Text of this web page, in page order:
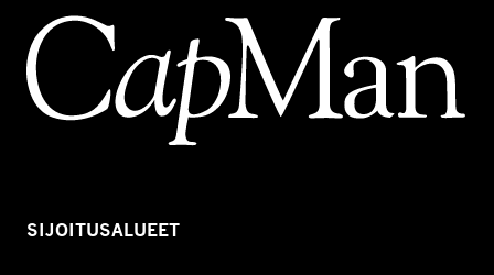
SIJOITUSALUEET